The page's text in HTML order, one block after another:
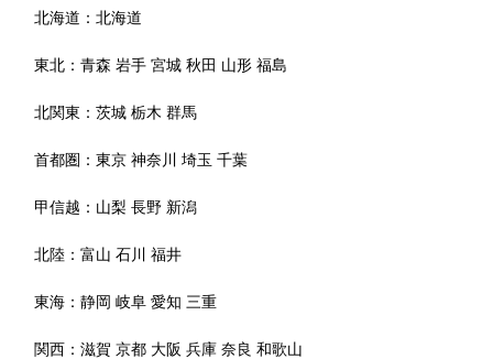
北海道：北海道
東北：青森 岩手 宮城 秋田 山形 福島
北関東：茨城 栃木 群馬
首都圏：東京 神奈川 埼玉 千葉
甲信越： 山梨 長野 新潟
北陸：富山 石川 福井
東海：静岡 岐阜 愛知 三重
関西：滋賀 京都 大阪 兵庫 奈良 和歌山